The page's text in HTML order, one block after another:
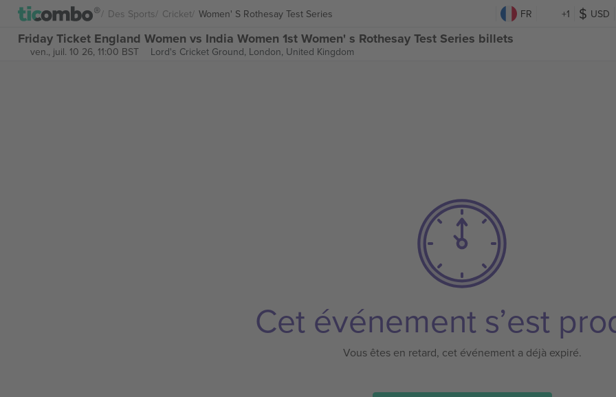
Des Sports Cricket Women' S Rothesay Test Series FR +1 USD
Friday Ticket England Women vs India Women 1st Women' s Rothesay Test Series billets
ven., juil. 10 26, 11:00 BST Lord's Cricket Ground, London, United Kingdom
Cet événement s’est
Vous êtes en retard, cet événement a déjà expiré.